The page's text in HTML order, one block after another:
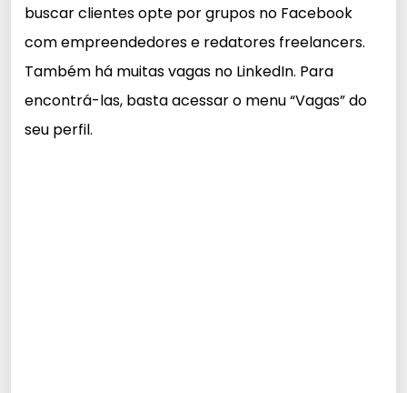
buscar clientes opte por grupos no Facebook
com empreendedores e redatores freelancers.
Também há muitas vagas no LinkedIn. Para
encontrá-las, basta acessar o menu “Vagas” do
seu perfil.